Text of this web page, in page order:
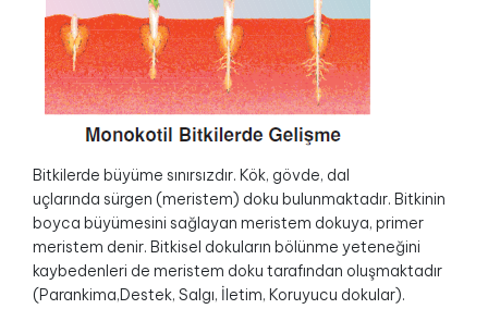
Bitkilerde büyüme sınırsızdır. Kök, gövde, dal
uçlarında sürgen (meristem) doku bulunmaktadır. Bitkinin
boyca büyümesini sağlayan meristem dokuya, primer
meristem denir. Bitkisel dokuların bölünme yeteneğini
kaybedenleri de meristem doku tarafından oluşmaktadır
(Parankima,Destek, Salgı, İletim, Koruyucu dokular).